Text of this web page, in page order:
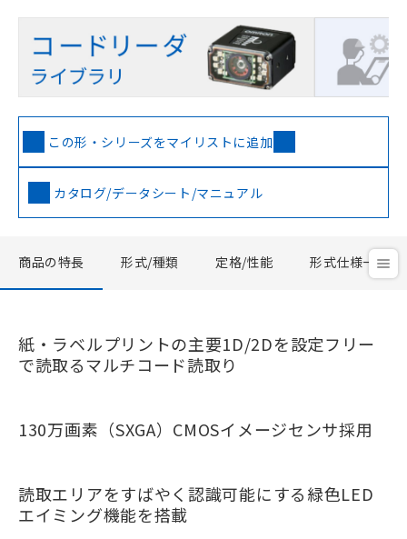
この形・シリーズをマイリストに追加
カタログ/データシート/マニュアル
商品の特長 形式/種類 定格/性能 形式仕様一覧
紙・ラベルプリントの主要1D/2Dを設定フリー
で読取るマルチコード読取り
130万画素（SXGA）CMOSイメージセンサ採用
読取エリアをすばやく認識可能にする緑色LED
エイミング機能を搭載